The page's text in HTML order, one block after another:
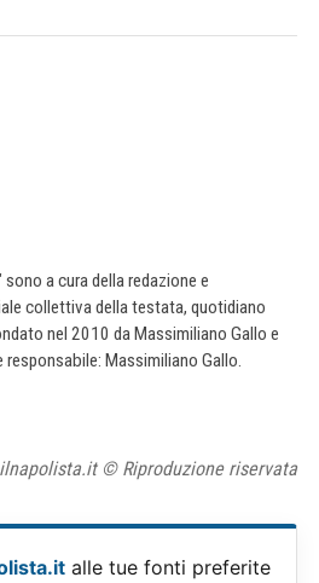
a cura della redazione e
collettiva della testata, quotidiano
nel 2010 da Massimiliano Gallo e
Massimiliano Gallo.
ilnapolista.it © Riproduzione riservata
alle tue fonti preferite